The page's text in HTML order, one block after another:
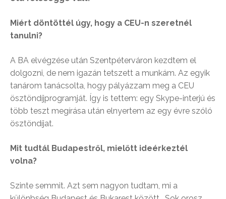
Miért döntöttél úgy, hogy a CEU-n szeretnél
tanulni?
A BA elvégzése után Szentpéterváron kezdtem el
dolgozni, de nem igazán tetszett a munkám. Az egyik
tanárom tanácsolta, hogy pályázzam meg a CEU
ösztöndíjprogramját. Így is tettem: egy Skype-interjú és
több teszt megírása után elnyertem az egy évre szóló
ösztöndíjat.
Mit tudtál Budapestről, mielőtt ideérkeztél
volna?
Szinte semmit. Azt sem nagyon tudtam, mi a